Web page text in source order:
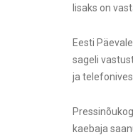
lisaks on
Eesti
sageli
ja
kaebaja